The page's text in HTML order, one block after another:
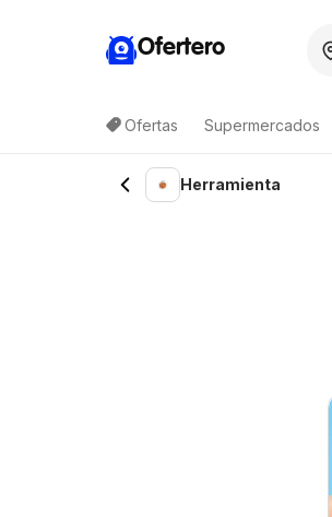
Ofertero
Ofertas Supermercados
Herramienta